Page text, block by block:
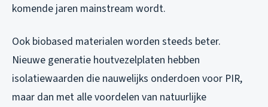
komende jaren mainstream wordt.
Ook biobased materialen worden steeds beter.
Nieuwe generatie houtvezelplaten hebben
isolatiewaarden die nauwelijks onderdoen voor PIR,
maar dan met alle voordelen van natuurlijke